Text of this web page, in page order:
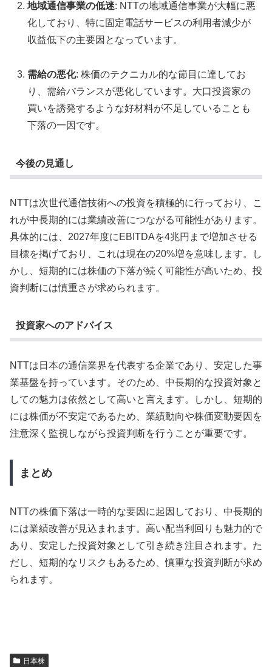
地域通信事業の低迷: NTTの地域通信事業が大幅に悪
化しており、特に固定電話サービスの利用者減少が
収益低下の主要因となっています。
需給の悪化: 株価のテクニカル的な節目に達してお
り、需給バランスが悪化しています。大口投資家の
買いを誘発するような好材料が不足していることも
下落の一因です​。
今後の見通し
NTTは次世代通信技術への投資を積極的に行っており、こ
れが中長期的には業績改善につながる可能性があります。
具体的には、2027年度にEBITDAを4兆円まで増加させる
目標を掲げており、これは現在の20%増を意味します​。し
かし、短期的には株価の下落が続く可能性が高いため、投
資判断には慎重さが求められます​。
投資家へのアドバイス
NTTは日本の通信業界を代表する企業であり、安定した事
業基盤を持っています。そのため、中長期的な投資対象と
しての魅力は依然として高いと言えます。しかし、短期的
には株価が不安定であるため、業績動向や株価変動要因を
注意深く監視しながら投資判断を行うことが重要です​。
まとめ
NTTの株価下落は一時的な要因に起因しており、中長期的
には業績改善が見込まれます。高い配当利回りも魅力的で
あり、安定した投資対象として引き続き注目されます。た
だし、短期的なリスクもあるため、慎重な投資判断が求め
られます。
日本株